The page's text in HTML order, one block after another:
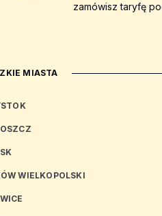
zamówisz taryfę
MIASTA
WIELKOPOLSKI